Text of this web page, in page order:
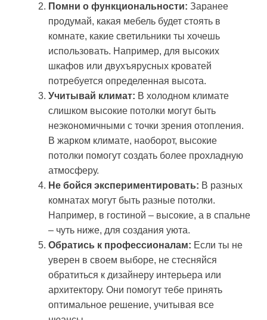
Помни о функциональности: Заранее
продумай, какая мебель будет стоять в
комнате, какие светильники ты хочешь
использовать. Например, для высоких
шкафов или двухъярусных кроватей
потребуется определенная высота.
Учитывай климат: В холодном климате
слишком высокие потолки могут быть
неэкономичными с точки зрения отопления.
В жарком климате, наоборот, высокие
потолки помогут создать более прохладную
атмосферу.
Не бойся экспериментировать: В разных
комнатах могут быть разные потолки.
Например, в гостиной – высокие, а в спальне
– чуть ниже, для создания уюта.
Обратись к профессионалам: Если ты не
уверен в своем выборе, не стесняйся
обратиться к дизайнеру интерьера или
архитектору. Они помогут тебе принять
оптимальное решение, учитывая все